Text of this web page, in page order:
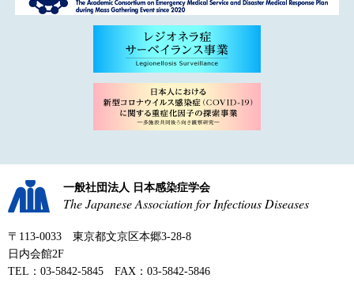
一般社団法人 日本感染症学会
The Japanese Association for Infectious Diseases
〒113-0033 東京都文京区本郷3-28-8
日内会館2F
TEL：03-5842-5845 FAX：03-5842-5846